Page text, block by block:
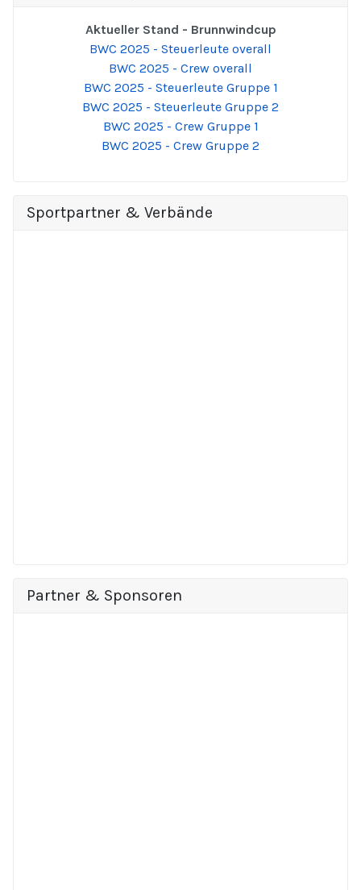
Aktueller Stand - Brunnwindcup
BWC 2025 - Steuerleute overall
BWC 2025 - Crew overall
BWC 2025 - Steuerleute Gruppe 1
BWC 2025 - Steuerleute Gruppe 2
BWC 2025 - Crew Gruppe 1
BWC 2025 - Crew Gruppe 2
Sportpartner & Verbände
Partner & Sponsoren